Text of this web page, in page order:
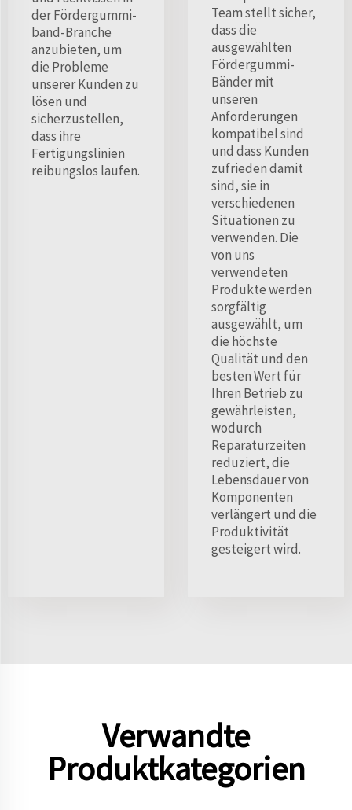
der Fördergummi-
band-Branche
anzubieten, um
die Probleme
unserer Kunden zu
lösen und
sicherzustellen,
dass ihre
Fertigungslinien
reibungslos laufen.
Team stellt sicher,
dass die
ausgewählten
Fördergummi-
Bänder mit
unseren
Anforderungen
kompatibel sind
und dass Kunden
zufrieden damit
sind, sie in
verschiedenen
Situationen zu
verwenden. Die
von uns
verwendeten
Produkte werden
sorgfältig
ausgewählt, um
die höchste
Qualität und den
besten Wert für
Ihren Betrieb zu
gewährleisten,
wodurch
Reparaturzeiten
reduziert, die
Lebensdauer von
Komponenten
verlängert und die
Produktivität
gesteigert wird.
Verwandte
Produktkategorien